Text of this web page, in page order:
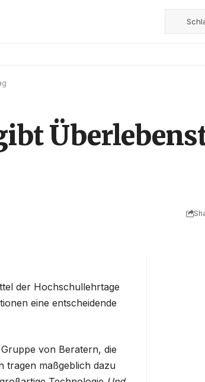
der Hochschullehrtage
eine entscheidende
von Beratern, die
tragen maßgeblich dazu